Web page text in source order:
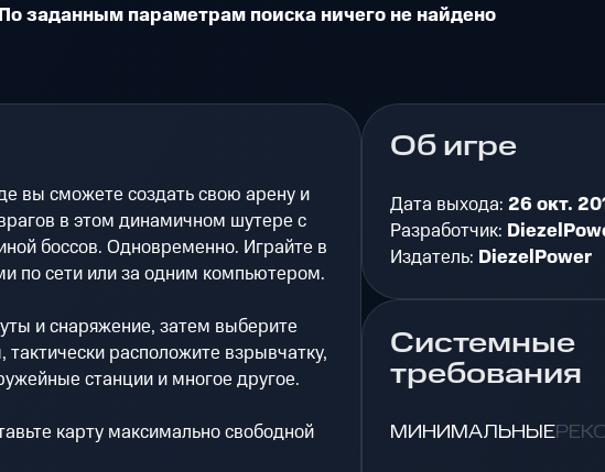
По заданным параметрам поиска ничего не найдено
вы сможете создать свою арену и
в этом динамичном шутере с
боссов. Одновременно. Играйте в
по сети или за одним компьютером.
и снаряжение, затем выберите
расположите взрывчатку,
станции и многое другое.
карту максимально свободной
Об игре
Дата выхода:26 окт.
Разработчик:
Издатель: DiezelPower
Системные
требования
МИНИМАЛЬНЫЕ